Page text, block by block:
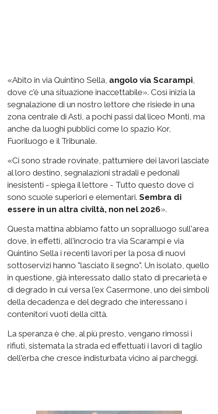
«Abito in via Quintino Sella, angolo via Scarampi,
dove c'è una situazione inaccettabile». Così inizia la
segnalazione di un nostro lettore che risiede in una
zona centrale di Asti, a pochi passi dal liceo Monti, ma
anche da luoghi pubblici come lo spazio Kor,
Fuoriluogo e il Tribunale.
«Ci sono strade rovinate, pattumiere dei lavori lasciate
al loro destino, segnalazioni stradali e pedonali
inesistenti - spiega il lettore - Tutto questo dove ci
sono scuole superiori e elementari. Sembra di
essere in un altra civiltà, non nel 2026».
Questa mattina abbiamo fatto un sopralluogo sull'area
dove, in effetti, all'incrocio tra via Scarampi e via
Quintino Sella i recenti lavori per la posa di nuovi
sottoservizi hanno "lasciato il segno". Un isolato, quello
in questione, già interessato dallo stato di precarietà e
di degrado in cui versa l'ex Casermone, uno dei simboli
della decadenza e del degrado che interessano i
contenitori vuoti della città.
La speranza è che, al più presto, vengano rimossi i
rifiuti, sistemata la strada ed effettuati i lavori di taglio
dell'erba che cresce indisturbata vicino ai parcheggi.